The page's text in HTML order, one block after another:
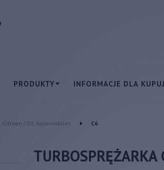
PRODUKTY INFORMACJE DLA
Citroen / DS Automobiles C6